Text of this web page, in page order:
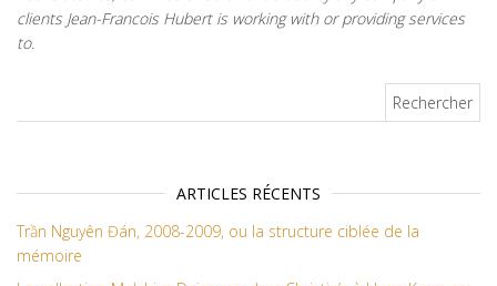
clients Jean-Francois Hubert is working with or providing services
to.
ARTICLES RÉCENTS
Trần Nguyên Đán, 2008-2009, ou la structure ciblée de la
mémoire